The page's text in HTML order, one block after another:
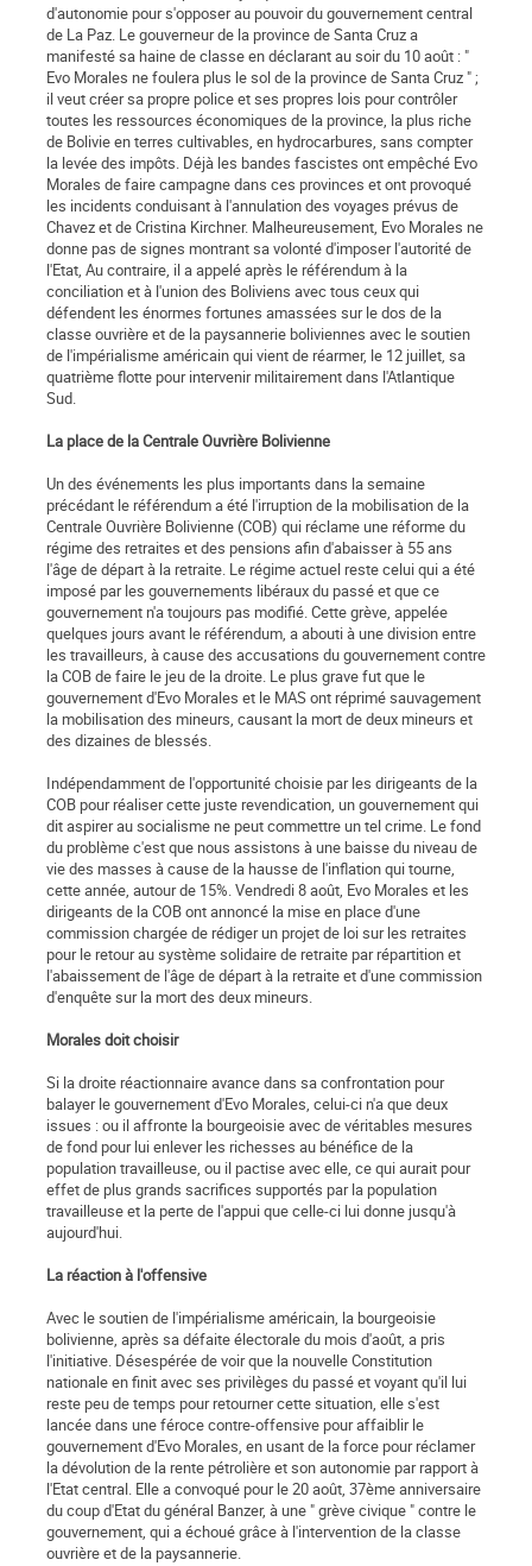
d'autonomie pour s'opposer au pouvoir du gouvernement central
de La Paz. Le gouverneur de la province de Santa Cruz a
manifesté sa haine de classe en déclarant au soir du 10 août : "
Evo Morales ne foulera plus le sol de la province de Santa Cruz " ;
il veut créer sa propre police et ses propres lois pour contrôler
toutes les ressources économiques de la province, la plus riche
de Bolivie en terres cultivables, en hydrocarbures, sans compter
la levée des impôts. Déjà les bandes fascistes ont empêché Evo
Morales de faire campagne dans ces provinces et ont provoqué
les incidents conduisant à l'annulation des voyages prévus de
Chavez et de Cristina Kirchner. Malheureusement, Evo Morales ne
donne pas de signes montrant sa volonté d'imposer l'autorité de
l'Etat, Au contraire, il a appelé après le référendum à la
conciliation et à l'union des Boliviens avec tous ceux qui
défendent les énormes fortunes amassées sur le dos de la
classe ouvrière et de la paysannerie boliviennes avec le soutien
de l'impérialisme américain qui vient de réarmer, le 12 juillet, sa
quatrième flotte pour intervenir militairement dans l'Atlantique
Sud.
La place de la Centrale Ouvrière Bolivienne
Un des événements les plus importants dans la semaine
précédant le référendum a été l'irruption de la mobilisation de la
Centrale Ouvrière Bolivienne (COB) qui réclame une réforme du
régime des retraites et des pensions afin d'abaisser à 55 ans
l'âge de départ à la retraite. Le régime actuel reste celui qui a été
imposé par les gouvernements libéraux du passé et que ce
gouvernement n'a toujours pas modifié. Cette grève, appelée
quelques jours avant le référendum, a abouti à une division entre
les travailleurs, à cause des accusations du gouvernement contre
la COB de faire le jeu de la droite. Le plus grave fut que le
gouvernement d'Evo Morales et le MAS ont réprimé sauvagement
la mobilisation des mineurs, causant la mort de deux mineurs et
des dizaines de blessés.
Indépendamment de l'opportunité choisie par les dirigeants de la
COB pour réaliser cette juste revendication, un gouvernement qui
dit aspirer au socialisme ne peut commettre un tel crime. Le fond
du problème c'est que nous assistons à une baisse du niveau de
vie des masses à cause de la hausse de l'inflation qui tourne,
cette année, autour de 15%. Vendredi 8 août, Evo Morales et les
dirigeants de la COB ont annoncé la mise en place d'une
commission chargée de rédiger un projet de loi sur les retraites
pour le retour au système solidaire de retraite par répartition et
l'abaissement de l'âge de départ à la retraite et d'une commission
d'enquête sur la mort des deux mineurs.
Morales doit choisir
Si la droite réactionnaire avance dans sa confrontation pour
balayer le gouvernement d'Evo Morales, celui-ci n'a que deux
issues : ou il affronte la bourgeoisie avec de véritables mesures
de fond pour lui enlever les richesses au bénéfice de la
population travailleuse, ou il pactise avec elle, ce qui aurait pour
effet de plus grands sacrifices supportés par la population
travailleuse et la perte de l'appui que celle-ci lui donne jusqu'à
aujourd'hui.
La réaction à l'offensive
Avec le soutien de l'impérialisme américain, la bourgeoisie
bolivienne, après sa défaite électorale du mois d'août, a pris
l'initiative. Désespérée de voir que la nouvelle Constitution
nationale en finit avec ses privilèges du passé et voyant qu'il lui
reste peu de temps pour retourner cette situation, elle s'est
lancée dans une féroce contre-offensive pour affaiblir le
gouvernement d'Evo Morales, en usant de la force pour réclamer
la dévolution de la rente pétrolière et son autonomie par rapport à
l'Etat central. Elle a convoqué pour le 20 août, 37ème anniversaire
du coup d'Etat du général Banzer, à une " grève civique " contre le
gouvernement, qui a échoué grâce à l'intervention de la classe
ouvrière et de la paysannerie.